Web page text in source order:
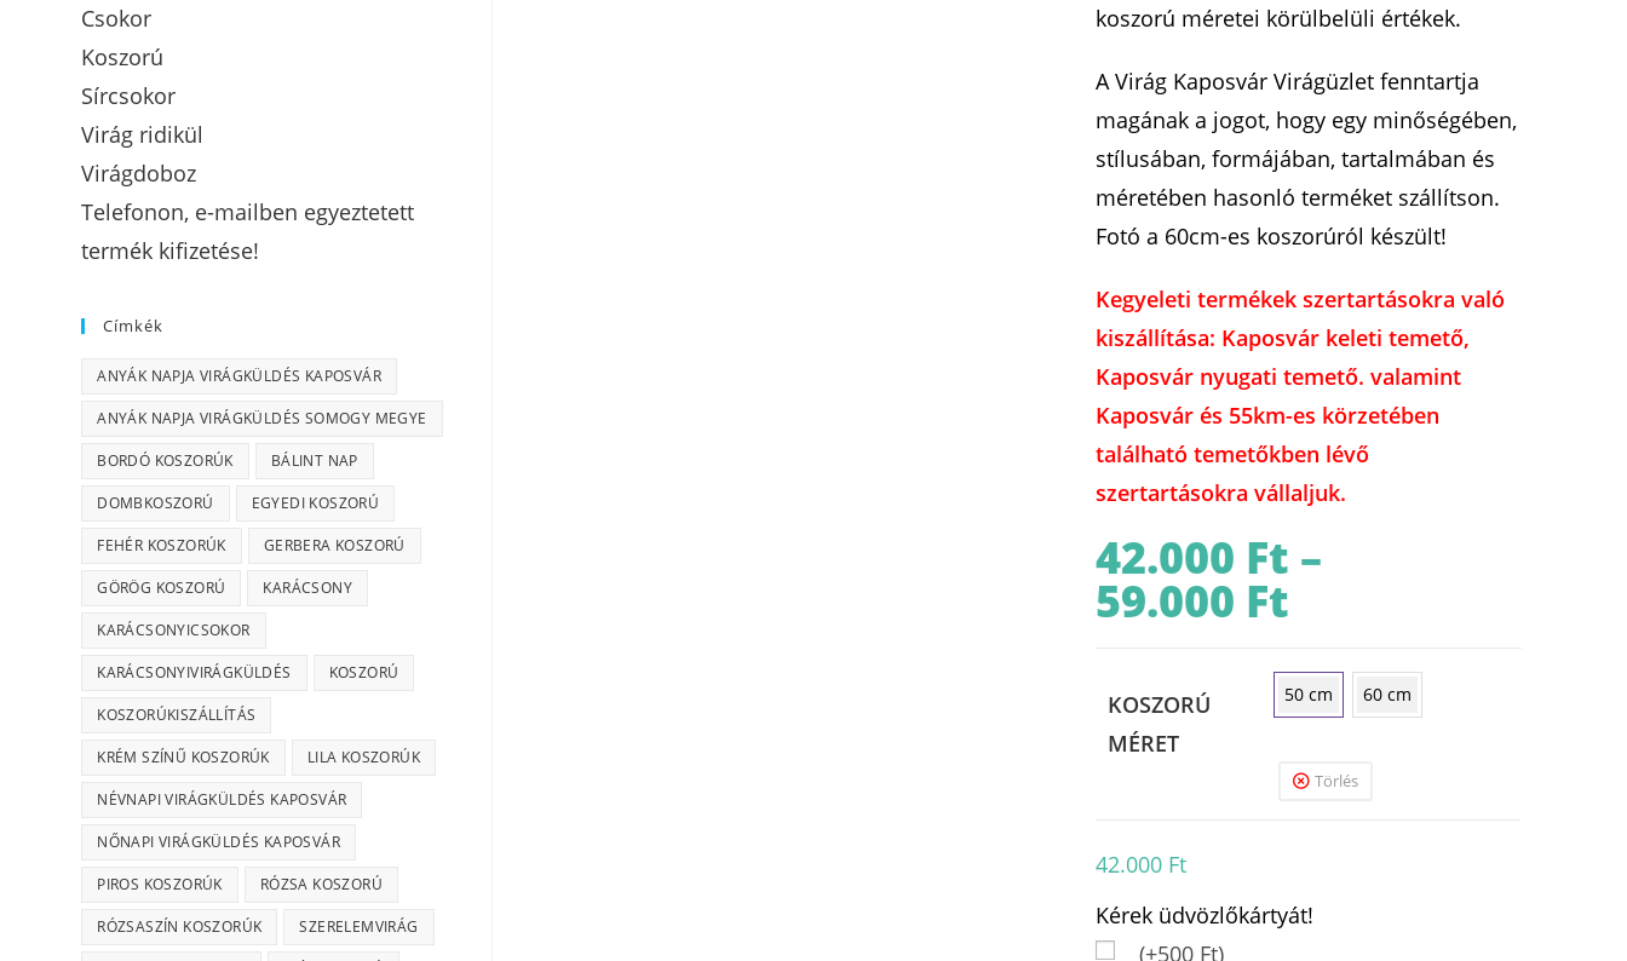
koszorú méretei körülbelüli értékek.
A Virág Kaposvár Virágüzlet fenntartja
magának a jogot, hogy egy minőségében,
stílusában, formájában, tartalmában és
méretében hasonló terméket szállítson.
Fotó a 60cm-es koszorúról készült!
Kegyeleti termékek szertartásokra való
kiszállítása: Kaposvár keleti temető,
Kaposvár nyugati temető. valamint
Kaposvár és 55km-es körzetében
található temetőkben lévő
szertartásokra vállaljuk.
42.000 Ft –
59.000 Ft42.000 Ft
-
KOSZORÚ
MÉRET
50 cm 60 cm
Törlés
42.000 Ft
Kérek üdvözlőkártyát!
(+500 Ft)
Csokor
Koszorú
Sírcsokor
Virág ridikül
Virágdoboz
Telefonon, e-mailben egyeztetett
termék kifizetése!
Címkék
ANYÁK NAPJA VIRÁGKÜLDÉS KAPOSVÁR
ANYÁK NAPJA VIRÁGKÜLDÉS SOMOGY MEGYE
BORDÓ KOSZORÚK BÁLINT NAP
DOMBKOSZORÚ EGYEDI KOSZORÚ
FEHÉR KOSZORÚK GERBERA KOSZORÚ
GÖRÖG KOSZORÚ KARÁCSONY
KARÁCSONYICSOKOR
KARÁCSONYIVIRÁGKÜLDÉS KOSZORÚ
KOSZORÚKISZÁLLÍTÁS
KRÉM SZÍNŰ KOSZORÚK LILA KOSZORÚK
NÉVNAPI VIRÁGKÜLDÉS KAPOSVÁR
NŐNAPI VIRÁGKÜLDÉS KAPOSVÁR
PIROS KOSZORÚK RÓZSA KOSZORÚ
RÓZSASZÍN KOSZORÚK SZERELEMVIRÁG